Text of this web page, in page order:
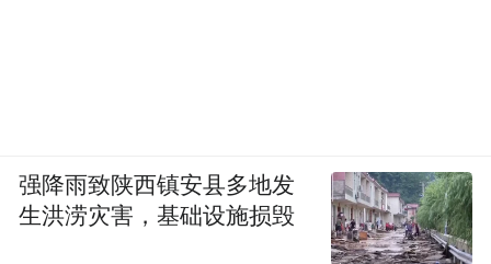
强降雨致陕西镇安县多地发
生洪涝灾害，基础设施损毁